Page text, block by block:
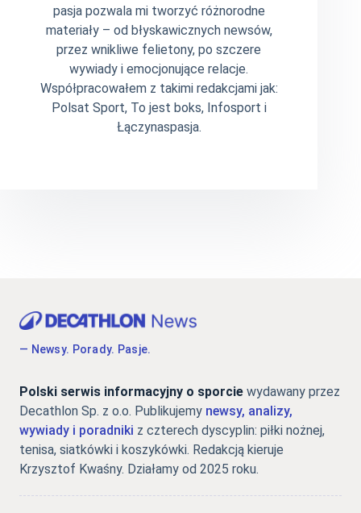
pasja pozwala mi tworzyć różnorodne
materiały – od błyskawicznych newsów,
przez wnikliwe felietony, po szczere
wywiady i emocjonujące relacje.
Współpracowałem z takimi redakcjami jak:
Polsat Sport, To jest boks, Infosport i
Łączynaspasja.
— Newsy. Porady. Pasje.
Polski serwis informacyjny o sporcie wydawany przez
Decathlon Sp. z o.o. Publikujemy newsy, analizy,
wywiady i poradniki z czterech dyscyplin: piłki nożnej,
tenisa, siatkówki i koszykówki. Redakcją kieruje
Krzysztof Kwaśny. Działamy od 2025 roku.